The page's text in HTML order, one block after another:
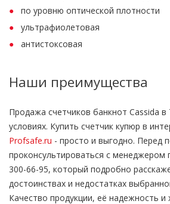
по уровню оптической плотности
ультрафиолетовая
антистоксовая
Наши преимущества
Продажа счетчиков банкнот Cassida
условиях. Купить счетчик купюр в
Profsafe.ru - просто и выгодно. Перед
проконсультироваться с менеджером
300-66-95, который подробно
достоинствах и недостатках
Качество продукции, её надежность и